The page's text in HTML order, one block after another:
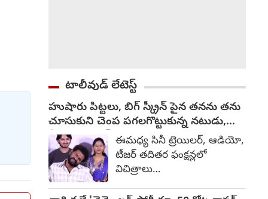
టాలీవుడ్ లేటెస్ట్
హుషారు పిట్టలు, బిగ్ స్క్రీన్ పైన తనను తను
చూసుకుని చెంప పగలగొట్టుకున్న నటుడు,
వీడియో వైరల్ ఈమధ్య సినీ ట్రెయిలర్, ఆడియో,
టీజర్ తదితర ఫంక్షన్లలో
విచిత్రాలు